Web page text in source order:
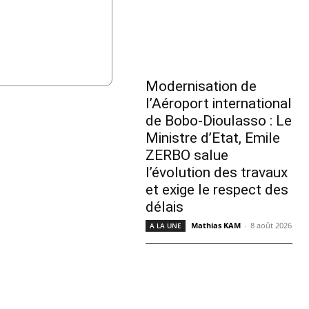
Modernisation de
l’Aéroport international
de Bobo-Dioulasso : Le
Ministre d’Etat, Emile
ZERBO salue
l’évolution des travaux
et exige le respect des
délais
A LA UNE Mathias KAM - 8 août 2026